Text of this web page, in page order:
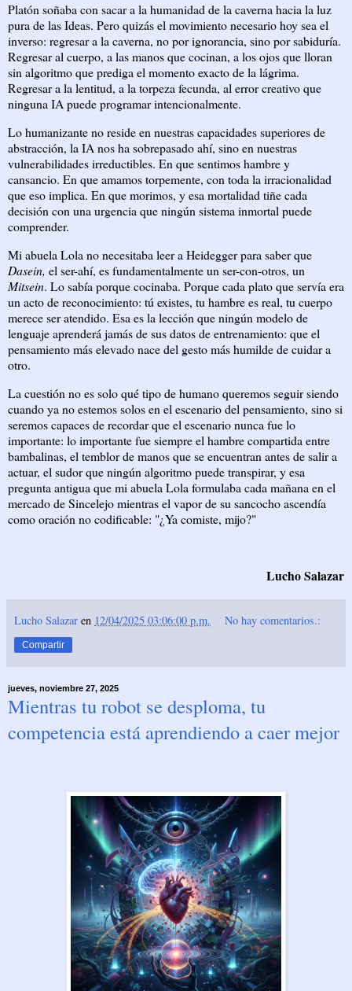
Platón soñaba con sacar a la humanidad de la caverna hacia la luz
pura de las Ideas. Pero quizás el movimiento necesario hoy sea el
inverso: regresar a la caverna, no por ignorancia, sino por sabiduría.
Regresar al cuerpo, a las manos que cocinan, a los ojos que lloran
sin algoritmo que prediga el momento exacto de la lágrima.
Regresar a la lentitud, a la torpeza fecunda, al error creativo que
ninguna IA puede programar intencionalmente.
Lo humanizante no reside en nuestras capacidades superiores de
abstracción, la IA nos ha sobrepasado ahí, sino en nuestras
vulnerabilidades irreductibles. En que sentimos hambre y
cansancio. En que amamos torpemente, con toda la irracionalidad
que eso implica. En que morimos, y esa mortalidad tiñe cada
decisión con una urgencia que ningún sistema inmortal puede
comprender.
Mi abuela Lola no necesitaba leer a Heidegger para saber que
Dasein, el ser-ahí, es fundamentalmente un ser-con-otros, un
Mitsein. Lo sabía porque cocinaba. Porque cada plato que servía era
un acto de reconocimiento: tú existes, tu hambre es real, tu cuerpo
merece ser atendido. Esa es la lección que ningún modelo de
lenguaje aprenderá jamás de sus datos de entrenamiento: que el
pensamiento más elevado nace del gesto más humilde de cuidar a
otro.
La cuestión no es solo qué tipo de humano queremos seguir siendo
cuando ya no estemos solos en el escenario del pensamiento, sino si
seremos capaces de recordar que el escenario nunca fue lo
importante: lo importante fue siempre el hambre compartida entre
bambalinas, el temblor de manos que se encuentran antes de salir a
actuar, el sudor que ningún algoritmo puede transpirar, y esa
pregunta antigua que mi abuela Lola formulaba cada mañana en el
mercado de Sincelejo mientras el vapor de su sancocho ascendía
como oración no codificable: "¿Ya comiste, mijo?"
Lucho Salazar
Lucho Salazar en 12/04/2025 03:06:00 p.m. No hay comentarios.:
Compartir
jueves, noviembre 27, 2025
Mientras tu robot se desploma, tu
competencia está aprendiendo a caer mejor